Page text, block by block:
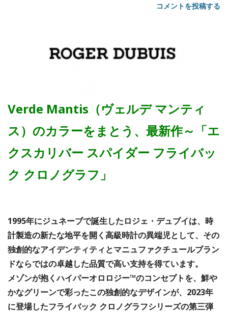
コメントを投稿する
Verde Mantis（ヴェルデ マンティ
ス）のカラーをまとう、最新作～「エ
クスカリバー スパイダー フライバッ
ク クロノグラフ」
1995年にジュネーブで誕生したロジェ・デュブイは、時
計製造の新たな地平を開く高級時計の異端児として、その
独創的なアイデンティティとマニュファクチュールブラン
ドならではの卓越した品質で高い支持を得ています。
メゾンが抱くハイパーオロロジー™のコンセプトを、鮮や
かなグリーンで彩ったこの独創的なデザインが、2023年
に登場したフライバック クロノグラフシリーズの第三弾